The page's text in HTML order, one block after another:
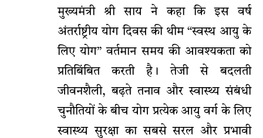
मुख्यमंत्री श्री साय ने कहा कि इस वर्ष
अंतर्राष्ट्रीय योग दिवस की थीम “स्वस्थ आयु के
लिए योग” वर्तमान समय की आवश्यकता को
प्रतिबिंबित करती है। तेजी से बदलती
जीवनशैली, बढ़ते तनाव और स्वास्थ्य संबंधी
चुनौतियों के बीच योग प्रत्येक आयु वर्ग के लिए
स्वास्थ्य सुरक्षा का सबसे सरल और प्रभावी